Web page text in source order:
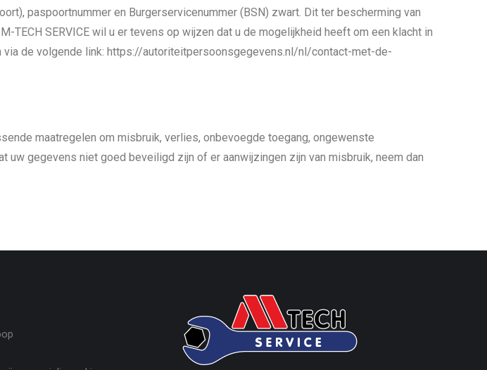
paspoortnummer en Burgerservicenummer (BSN) zwart. Dit ter bescherming van
TECH SERVICE wil u er tevens op wijzen dat u de mogelijkheid heeft om een klacht in
de volgende link: https://autoriteitpersoonsgegevens.nl/nl/contact-met-de-
maatregelen om misbruik, verlies, onbevoegde toegang, ongewenste
gegevens niet goed beveiligd zijn of er aanwijzingen zijn van misbruik, neem dan